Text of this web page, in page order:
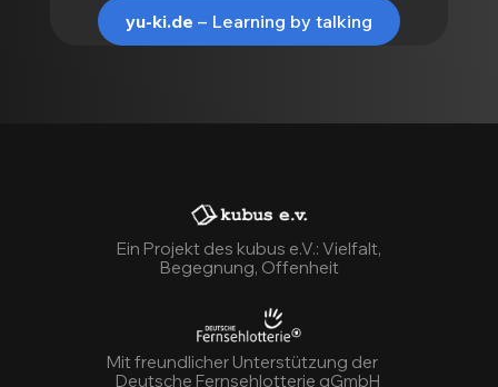
Ein Projekt des kubus e.V.: Vielfalt,
Begegnung, Offenheit
Mit freundlicher Unterstützung der
Deutsche Fernsehlotterie gGmbH
yu-ki.de – Learning by talking